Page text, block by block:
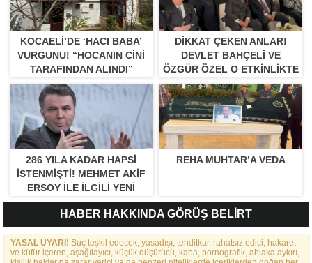
KOCAELI’DE ‘HACI BABA’
VURGUNU! “HOCANIN CINI
TARAFINDAN ALINDI”
DIKKAT ÇEKEN ANLAR!
DEVLET BAHÇELI VE
ÖZGÜR ÖZEL O ETKINLIKTE
BIR ARAYA GELDILER
286 YILA KADAR HAPSI
ISTENMIŞTI! MEHMET AKIF
ERSOY ILE ILGILI YENI
GELIŞME
REHA MUHTAR’A VEDA
HABER HAKKINDA GÖRÜŞ BELİRT
YASAL UYARI! Suç teşkil edecek, yasadışı, tehditkar, rahatsız edici, hakaret
ve küfür içeren, aşağılayıcı, küçük düşürücü, kaba, pornografik, ahlaka aykırı,